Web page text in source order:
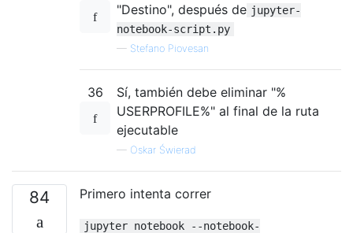
"Destino", después de jupyter-
notebook-script.py
— Stefano Piovesan
36
Sí, también debe eliminar "%
USERPROFILE%" al final de la ruta
ejecutable
— Oskar Świerad
84 Primero intenta correr
jupyter notebook --notebook-